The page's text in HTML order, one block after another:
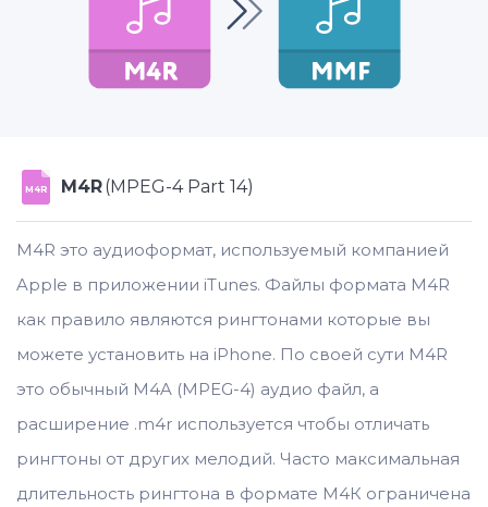
M4R M4R(MPEG-4 Part 14)
M4R это аудиоформат, используемый компанией
Apple в приложении iTunes. Файлы формата M4R
как правило являются рингтонами которые вы
можете установить на iPhone. По своей сути M4R
это обычный M4A (MPEG-4) аудио файл, а
расширение .m4r используется чтобы отличать
рингтоны от других мелодий. Часто максимальная
длительность рингтона в формате M4К ограничена